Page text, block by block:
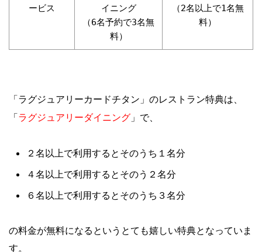
ービス
イニング
（6名予約で3名無
料）
（2名以上で1名無
料）
「ラグジュアリーカードチタン」のレストラン特典は、
「ラグジュアリーダイニング 」で、
２名以上で利用するとそのうち１名分
４名以上で利用するとそのう２名分
６名以上で利用するとそのうち３名分
の料金が無料になるというとても嬉しい特典となっていま
す。